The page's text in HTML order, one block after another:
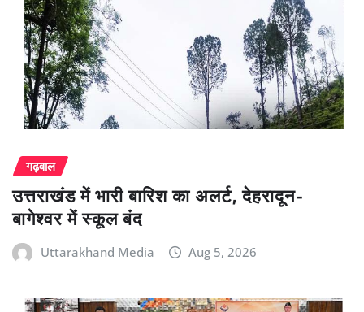
गढ़वाल
उत्तराखंड में भारी बारिश का अलर्ट, देहरादून-
बागेश्वर में स्कूल बंद
Uttarakhand Media Aug 5, 2026